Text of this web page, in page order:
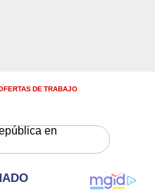
DE TRABAJO
en